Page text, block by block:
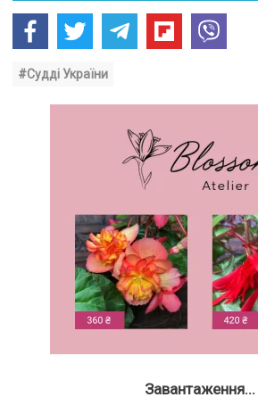
#Судді України
Завантаження...